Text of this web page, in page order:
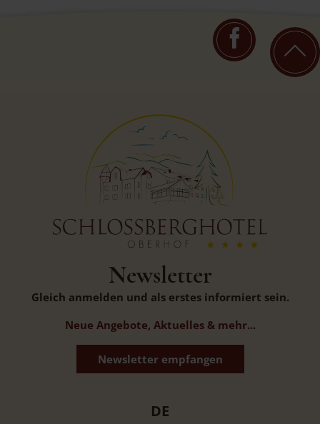
Newsletter
Gleich anmelden und als erstes informiert sein.
Neue Angebote, Aktuelles & mehr...
Newsletter empfangen
DE